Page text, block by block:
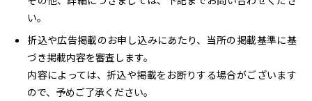
い。
折込や広告掲載のお申し込みにあたり、当所の掲載基準に基
づき掲載内容を審査します。
内容によっては、折込や掲載をお断りする場合がございます
ので、予めご了承ください。